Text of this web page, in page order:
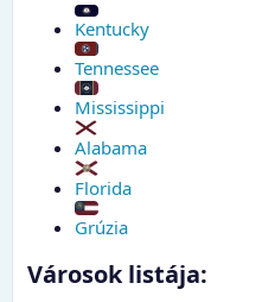
Kentucky
Tennessee
Mississippi
Alabama
Florida
Grúzia
Városok listája:​